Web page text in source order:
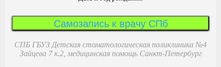
Самозапись к врачу СПб
СПБ ГБУЗ Детская стоматологическая поликлиника №4
Зайцева 7 к.2, медицинская помощь Санкт-Петербург